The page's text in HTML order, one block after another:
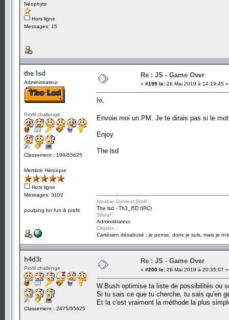
Néophyte
Hors ligne
Messages: 15
the lsd
Administrateur
Profil challenge
Classement : 199/55625
Membre Héroïque
Hors ligne
Messages: 3102
poulping for fun & profit
Re : JS - Game Over
« #199 le: 26 Mai 2019 à 14:19:45 »
Io,
Envoie moi un PM. Je te dirais pas si le
Enjoy
The lsd
Newbie Contest Staff :
The lsd - Th3_l5D (IRC)
Statut :
Administrateur
Citation :
Cartésien désabusé : je pense, donc je suis, mais je
h4d3r
Profil challenge
Classement : 2475/55625
Re : JS - Game Over
« #200 le: 26 Mai 2019 à 20:35:07 »
W.Bush optimise ta liste de possibilités ou
Si tu sais ce que tu cherche, tu sais qu'en
Et la c'est vraiment la méthode la plus